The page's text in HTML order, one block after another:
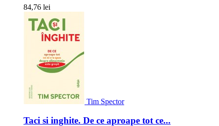
84,76 lei
Tim Spector
Taci si inghite. De ce aproape tot ce...